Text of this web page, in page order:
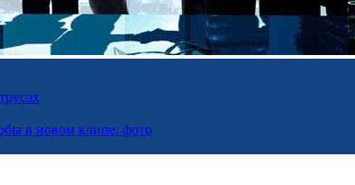
в новом клипе: фото